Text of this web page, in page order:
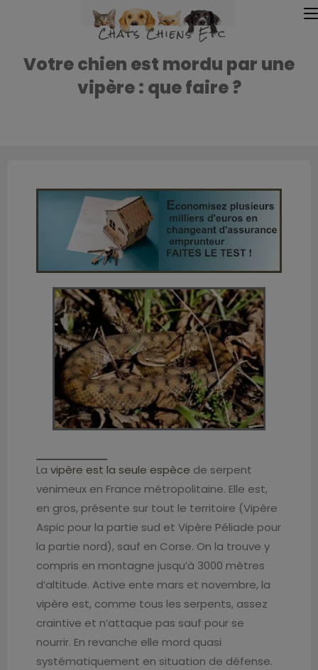
Votre chien est mordu par une
vipère : que faire ?
Lavipère est la seule espèce de serpent
venimeux en France métropolitaine. Elle est,
en gros, présente sur tout le territoire (Vipère
Aspic pour la partie sud et Vipère Péliade pour
la partie nord), sauf en Corse. On la trouve y
compris en montagne jusqu’à 3000 mètres
d’altitude. Active ente mars et novembre, la
vipère est, comme tous les serpents, assez
craintive et n’attaque pas sauf pour se
nourrir. En revanche elle mord quasi
systématiquement en situation de défense.